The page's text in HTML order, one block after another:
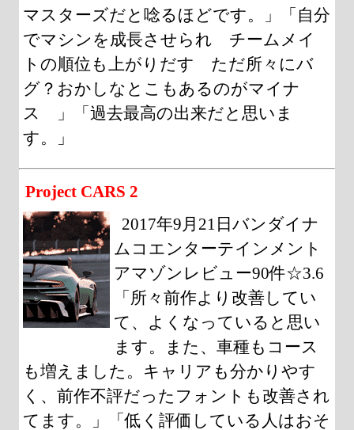
マスターズだと唸るほどです。」「自分
でマシンを成長させられ チームメイ
トの順位も上がりだす ただ所々にバ
グ？おかしなとこもあるのがマイナ
ス 」「過去最高の出来だと思いま
す。」
Project CARS 2
2017年9月21日バンダイナ
ムコエンターテインメント
アマゾンレビュー90件☆3.6
「所々前作より改善してい
て、よくなっていると思い
ます。また、車種もコース
も増えました。キャリアも分かりやす
く、前作不評だったフォントも改善され
てます。」「低く評価している人はおそ